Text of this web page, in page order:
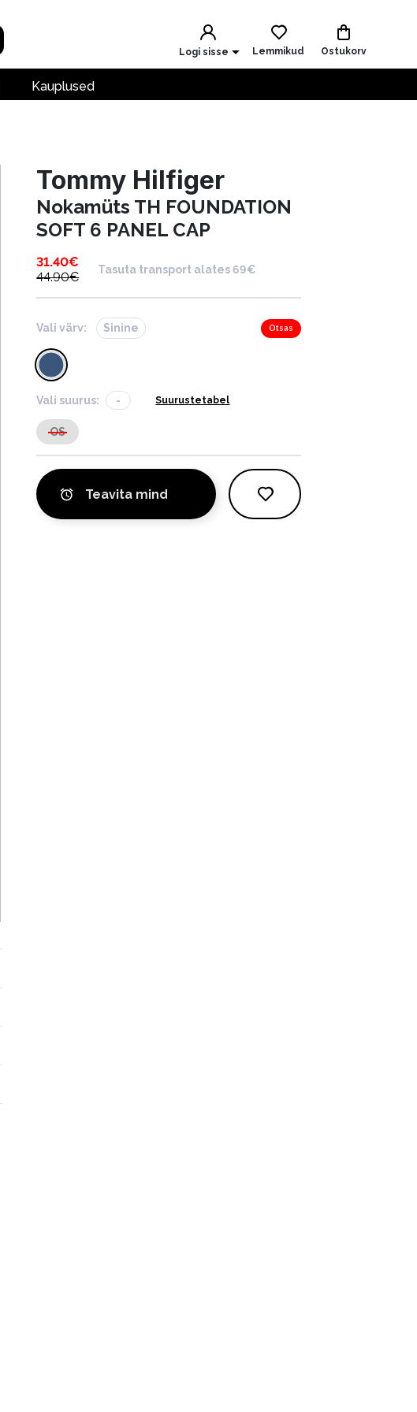
Logi sisse Lemmikud Ostukorv
Kauplused
Tommy Hilfiger
Nokamüts TH FOUNDATION
SOFT 6 PANEL CAP
31.40€
44.90€
Tasuta transport alates 69€
Vali värv: Sinine Otsas
Vali suurus: - Suurustetabel
OS
Teavita mind